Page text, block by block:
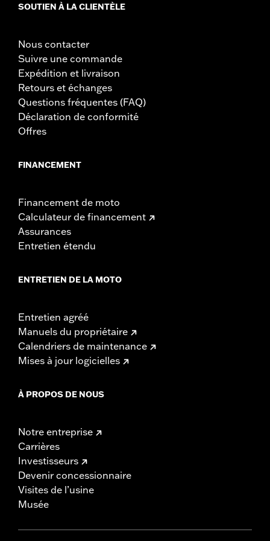
SOUTIEN À LA CLIENTÈLE
Nous contacter
Suivre une commande
Expédition et livraison
Retours et échanges
Questions fréquentes (FAQ)
Déclaration de conformité
Offres
FINANCEMENT
Financement de moto
Calculateur de financement
Assurances
Entretien étendu
ENTRETIEN DE LA MOTO
Entretien agréé
Manuels du propriétaire
Calendriers de maintenance
Mises à jour logicielles
À PROPOS DE NOUS
Notre entreprise
Carrières
Investisseurs
Devenir concessionnaire
Visites de l’usine
Musée